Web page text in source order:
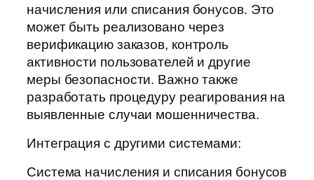
начисления или списания бонусов. Это
может быть реализовано через
верификацию заказов, контроль
активности пользователей и другие
меры безопасности. Важно также
разработать процедуру реагирования на
выявленные случаи мошенничества.
Интеграция с другими системами:
Система начисления и списания бонусов